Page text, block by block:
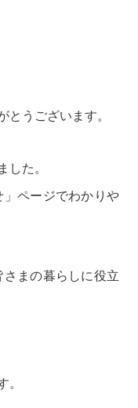
うございます。
した。
ページでわかりや
まの暮らしに役立
。